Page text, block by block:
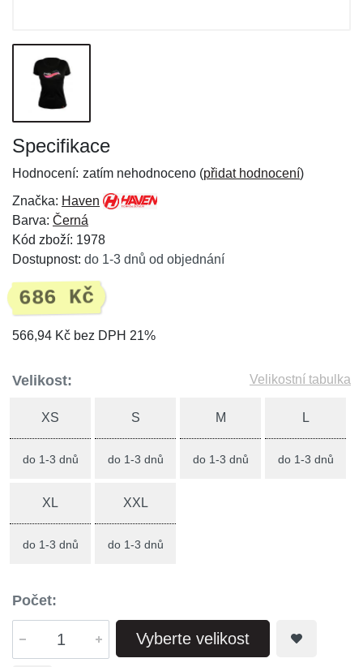
Specifikace
Hodnocení: zatím nehodnoceno (přidat hodnocení)
Značka: Haven
Barva: Černá
Kód zboží: 1978
Dostupnost: do 1-3 dnů od objednání
686 Kč
566,94 Kč bez DPH 21%
Velikost: Velikostní tabulka
XS
do 1-3 dnů
S
do 1-3 dnů
M
do 1-3 dnů
L
do 1-3 dnů
XL
do 1-3 dnů
XXL
do 1-3 dnů
Počet:
Vyberte velikost